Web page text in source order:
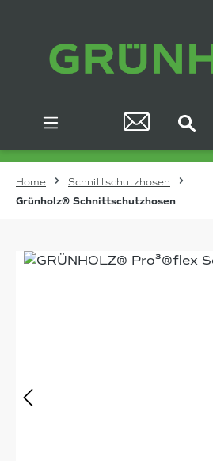
Home
Schnittschutzhosen
Grünholz® Schnittschutzhosen
Bildergalerie überspringen